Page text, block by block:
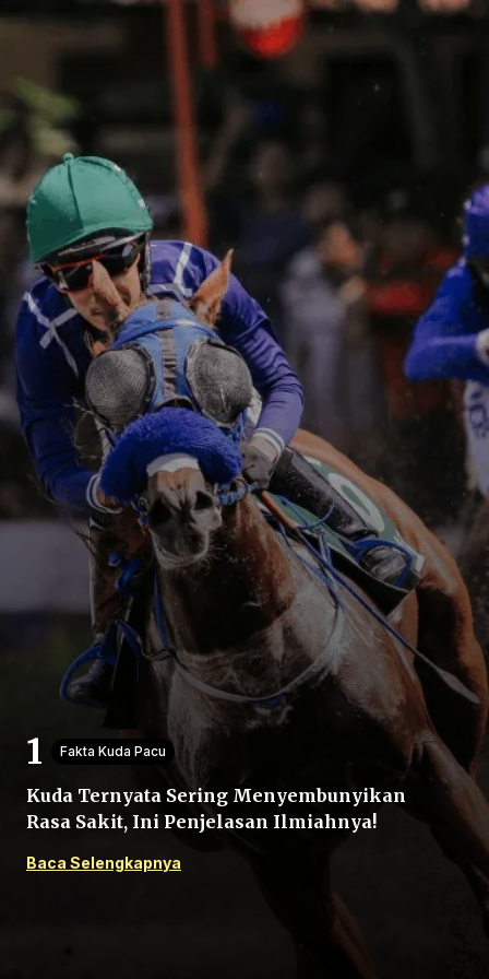
Beranda
Bagikan
Selanjutnya
Fakta Kuda Pacu
Kuda Ternyata Sering Menyembunyikan
Rasa Sakit, Ini Penjelasan Ilmiahnya!
Baca Selengkapnya